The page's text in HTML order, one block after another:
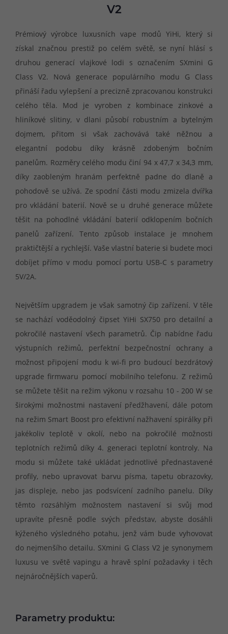
V2
Prémiový výrobce luxusních vape modů YiHi, který si
získal značnou prestiž po celém světě, se nyní hlásí s
druhou generací vlajkové lodi s označením SXmini G
Class V2. Nová generace populárního modu G Class
přináší řadu vylepšení a precizně zpracovanou konstrukci
celého těla. Mod je vyroben z kombinace zinkové a
hliníkové slitiny, v dlani působí robustním a bytelným
dojmem, přitom si však zachovává také něžnou a
elegantní podobu díky krásně zdobeným bočním
panelům. Rozměry celého modu činí 94 x 47,7 x 34,3 mm,
díky zaobleným hranám perfektně padne do dlaně a
pohodově se užívá. Ze spodní části modu zmizela dvířka
pro vkládání baterií. Nově se u druhé generace můžete
těšit na pohodlné vkládání baterií odklopením bočních
panelů zařízení. Tento způsob instalace je mnohem
praktičtější a rychlejší. Vaše vlastní baterie si budete moci
dobíjet přímo v modu pomocí portu USB-C s parametry
5V/2A.
Největším upgradem je však samotný čip zařízení. V těle
se nachází voděodolný čipset YiHi SX750 pro detailní a
pokročilé nastavení všech parametrů. Čip nabídne řadu
výstupních režimů, perfektní bezpečnostní ochrany a
možnost připojení modu k wi-fi pro budoucí bezdrátový
upgrade firmwaru pomocí mobilního telefonu. Z režimů
se můžete těšit na režim výkonu v rozsahu 10 - 200 W se
širokými možnostmi nastavení předžhavení, dále potom
na režim Smart Boost pro efektivní nažhavení spirálky při
jakékoliv teplotě v okolí, nebo na pokročilé možnosti
teplotních režimů díky 4. generaci teplotní kontroly. Na
modu si můžete také ukládat jednotlivé přednastavené
profily, nebo upravovat barvu písma, tapetu obrazovky,
jas displeje, nebo jas podsvícení zadního panelu. Díky
těmto rozsáhlým možnostem nastavení si svůj mod
upravíte přesně podle svých představ, abyste dosáhli
kýženého výsledného potahu, jenž vám bude vyhovovat
do nejmenšího detailu. SXmini G Class V2 je synonymem
luxusu ve světě vapingu a hravě splní požadavky i těch
nejnáročnějších vaperů.
Parametry produktu: